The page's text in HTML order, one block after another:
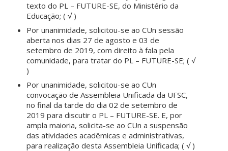
texto do PL – FUTURE-SE, do Ministério da
Educação; ( √ )
Por unanimidade, solicitou-se ao CUn sessão
aberta nos dias 27 de agosto e 03 de
setembro de 2019, com direito à fala pela
comunidade, para tratar do PL – FUTURE-SE; ( √
)
Por unanimidade, solicitou-se ao CUn
convocação de Assembleia Unificada da UFSC,
no final da tarde do dia 02 de setembro de
2019 para discutir o PL – FUTURE-SE. E, por
ampla maioria, solicita-se ao CUn a suspensão
das atividades acadêmicas e administrativas,
para realização desta Assembleia Unificada; ( √ )